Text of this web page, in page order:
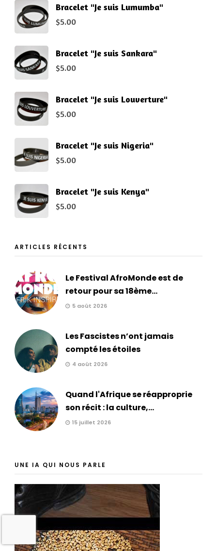
Bracelet "Je suis Lumumba"
$5.00
Bracelet "Je suis Sankara"
$5.00
Bracelet "Je suis Louverture"
$5.00
Bracelet "Je suis Nigeria"
$5.00
Bracelet "Je suis Kenya"
$5.00
ARTICLES RÉCENTS
Le Festival AfroMonde est de
retour pour sa 18ème...
5 août 2026
Les Fascistes n’ont jamais
compté les étoiles
4 août 2026
Quand l'Afrique se réapproprie
son récit : la culture,...
15 juillet 2026
UNE IA QUI NOUS PARLE